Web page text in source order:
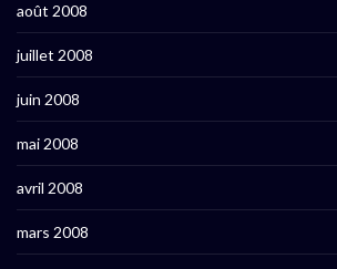
août 2008
juillet 2008
juin 2008
mai 2008
avril 2008
mars 2008